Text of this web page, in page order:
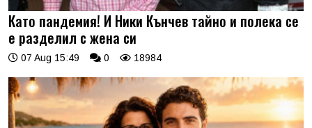
Като пандемия! И Ники Кънчев тайно и полека се
е разделил с жена си
07 Aug 15:49 0 18984